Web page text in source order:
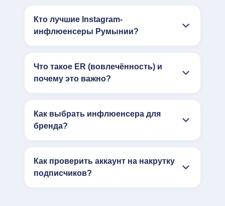
Кто лучшие Instagram-
инфлюенсеры Румынии?
Что такое ER (вовлечённость) и
почему это важно?
Как выбрать инфлюенсера для
бренда?
Как проверить аккаунт на накрутку
подписчиков?